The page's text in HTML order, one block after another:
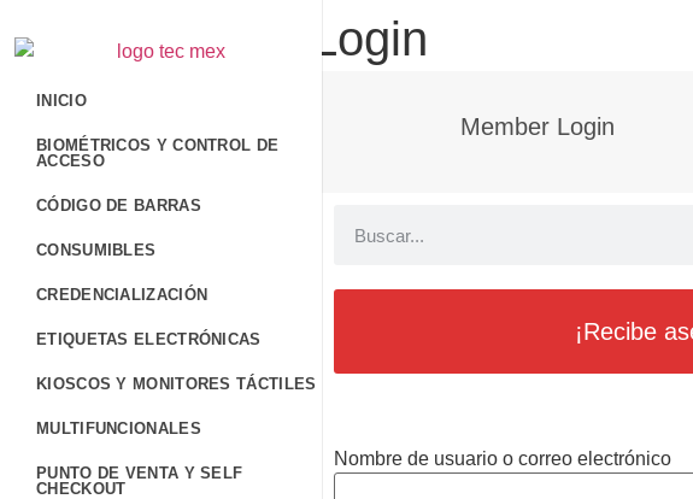
INICIO
BIOMÉTRICOS Y CONTROL DE
ACCESO
CÓDIGO DE BARRAS
CONSUMIBLES
CREDENCIALIZACIÓN
ETIQUETAS ELECTRÓNICAS
KIOSCOS Y MONITORES TÁCTILES
MULTIFUNCIONALES
PUNTO DE VENTA Y SELF
CHECKOUT
Member Login
Member Login
¡Recibe
Nombre de usuario o correo electrónico